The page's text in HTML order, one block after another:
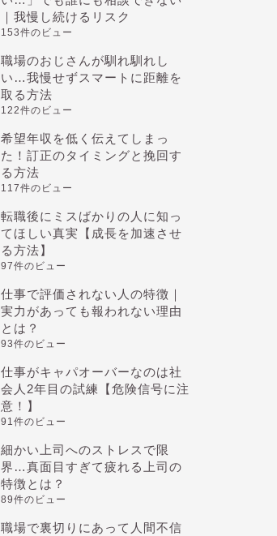
｜我慢し続けるリスク
153件のビュー
職場のおじさんが馴れ馴れし
い…我慢せずスマートに距離を
取る方法
122件のビュー
希望年収を低く伝えてしまっ
た！訂正のタイミングと挽回す
る方法
117件のビュー
転職後にミスばかりの人に知っ
てほしい真実【成長を加速させ
る方法】
97件のビュー
仕事で評価されない人の特徴｜
実力があっても報われない理由
とは？
93件のビュー
仕事がキャパオーバーなのは社
会人2年目の試練【危険信号に注
意！】
91件のビュー
細かい上司へのストレスで限
界…真面目すぎて疲れる上司の
特徴とは？
89件のビュー
職場で裏切りにあって人間不信